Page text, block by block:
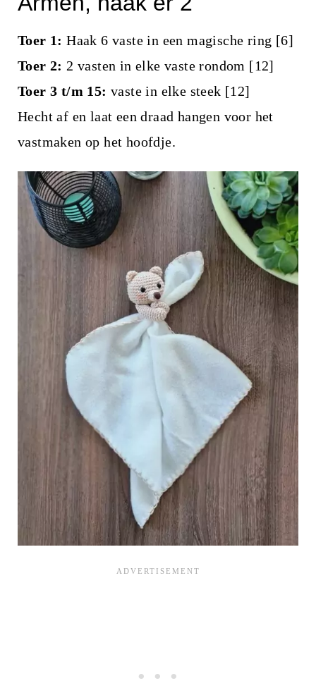
Toer 1: Haak 6 vaste in een magische ring [6]
Toer 2: 2 vasten in elke vaste rondom [12]
Toer 3 t/m 15: vaste in elke steek [12]
Hecht af en laat een draad hangen voor het
vastmaken op het hoofdje.